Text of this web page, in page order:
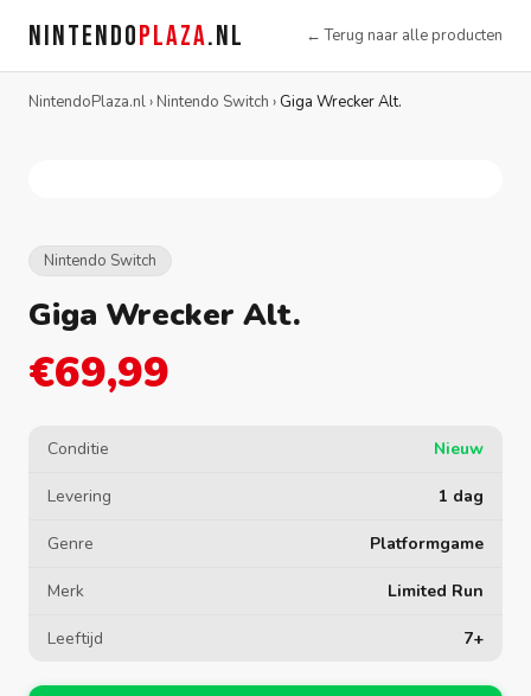
NINTENDOPLAZA.NL ← Terug naar alle producten
NintendoPlaza.nl› Nintendo Switch › Giga Wrecker Alt.
Nintendo Switch
Giga Wrecker Alt.
€69,99
Conditie Nieuw
Levering 1 dag
Genre Platformgame
Merk Limited Run
Leeftijd 7+